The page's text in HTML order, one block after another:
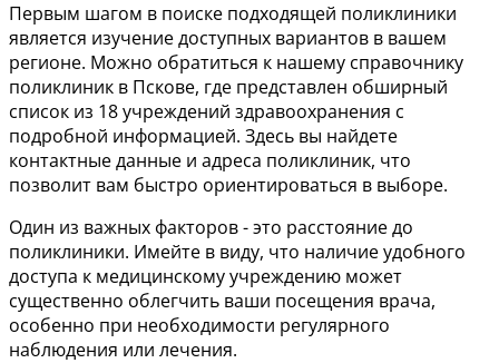
Первым шагом в поиске подходящей поликлиники
является изучение доступных вариантов в вашем
регионе. Можно обратиться к нашему справочнику
поликлиник в Пскове, где представлен обширный
список из 18 учреждений здравоохранения с
подробной информацией. Здесь вы найдете
контактные данные и адреса поликлиник, что
позволит вам быстро ориентироваться в выборе.
Один из важных факторов - это расстояние до
поликлиники. Имейте в виду, что наличие удобного
доступа к медицинскому учреждению может
существенно облегчить ваши посещения врача,
особенно при необходимости регулярного
наблюдения или лечения.